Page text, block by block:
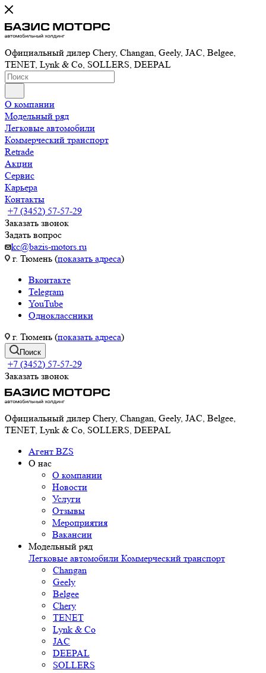
Официальный дилер Chery, Changan, Geely, JAC, Belgee,
TENET, Lynk & Co, SOLLERS, DEEPAL
О компании
Модельный ряд
Легковые автомобили
Коммерческий транспорт
Retrade
Акции
Сервис
Карьера
Контакты
+7 (3452) 57-57-29
Заказать звонок
Задать вопрос
kc@bazis-motors.ru
г. Тюмень (показать адреса)
Вконтакте
Telegram
YouTube
Одноклассники
г. Тюмень (показать адреса)
Поиск
+7 (3452) 57-57-29
Заказать звонок
Официальный дилер Chery, Changan, Geely, JAC, Belgee,
TENET, Lynk & Co, SOLLERS, DEEPAL
Агент BZS
О нас
О компании
Новости
Услуги
Отзывы
Мероприятия
Вакансии
Модельный ряд
Легковые автомобили Коммерческий транспорт
Changan
Geely
Belgee
Chery
TENET
Lynk & Co
JAC
DEEPAL
SOLLERS